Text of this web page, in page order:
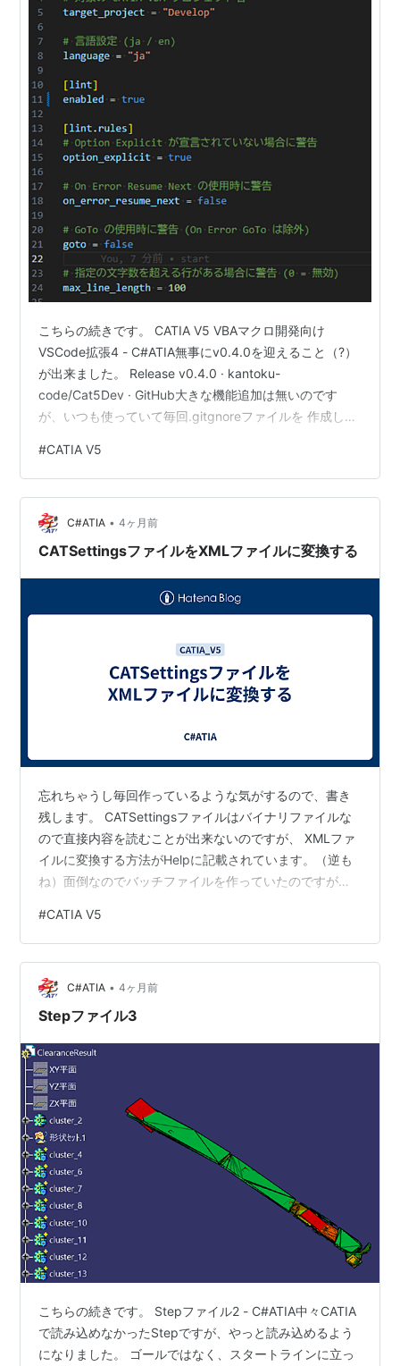
こちらの続きです。 CATIA V5 VBAマクロ開発向け
VSCode拡張4 - C#ATIA無事にv0.4.0を迎えること（?）
が出来ました。 Release v0.4.0 · kantoku-
code/Cat5Dev · GitHub大きな機能追加は無いのです
が、いつも使っていて毎回.gitgnoreファイルを 作成して
た。また、日本語・英語の切り替えが出来ていたにも関
わらず、一部しか 表示が切り替わらなかった為、出来る
限り切り替えるようになりました。 特にLintやフォーマ
ッタの設定を行っている"cat5dev.toml"ファイル内…
#CATIA V5
C#ATIA • 4ヶ月前
CATSettingsファイルをXMLファイルに変換する
忘れちゃうし毎回作っているような気がするので、書き
残します。 CATSettingsファイルはバイナリファイルな
ので直接内容を読むことが出来ないのですが、 XMLファ
イルに変換する方法がHelpに記載されています。（逆も
ね）面倒なのでバッチファイルを作っていたのですが、
た. (CATSettings_to_XML.cmd) @echo off setlocal
enabledelayedexpansion set "CATIA_BIN=C:\Program
Files\Dassault Systemes\B31\win_b64\code\…
#CATIA V5
C#ATIA • 4ヶ月前
Stepファイル3
こちらの続きです。 Stepファイル2 - C#ATIA中々CATIA
で読み込めなかったStepですが、やっと読み込めるよう
になりました。 ゴールではなく、スタートラインに立っ